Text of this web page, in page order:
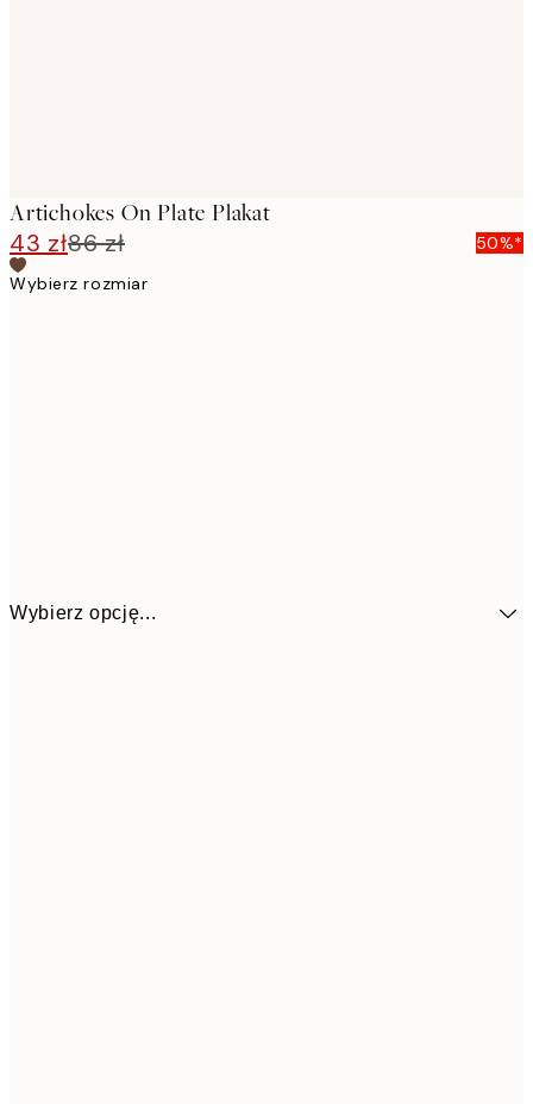
Artichokes On Plate Plakat
43 zł86 zł
50%*
Wybierz rozmiar
Wybierz opcję...